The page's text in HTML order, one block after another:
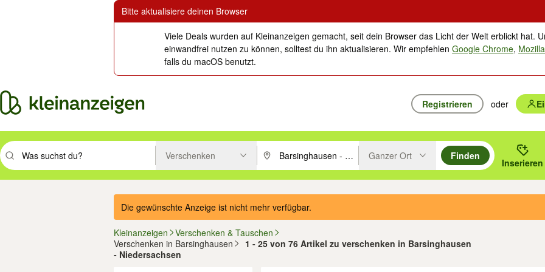
Bitte aktualisiere deinen Browser
Viele Deals wurden auf Kleinanzeigen gemacht, seit dein Browser das Licht der Welt erblickt hat.
einwandfrei nutzen zu können, solltest du ihn aktualisieren. Wir empfehlenGoogle Chrome,
falls du macOS benutzt.
Registrieren oder
Suchbegriff eingeben. Eingabetaste drücken um zu suchen, oder Vorschläge mit den Pfeiltasten nach oben/unten durchsuchen und mit
Verschenken PLZ oder Ort eingeben. Eingabetaste drücken um zu suchen, oder
Ganzer Ort
Finden
Inserieren
Die gewünschte Anzeige ist nicht mehr verfügbar.
Kleinanzeigen
Verschenken & Tauschen
Verschenken in Barsinghausen
1 - 25 von 76 Artikel zu verschenken in Barsinghausen
- Niedersachsen